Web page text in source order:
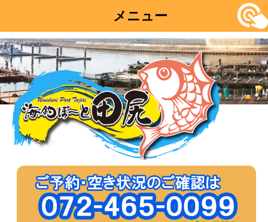
メニュー
コ
ン
テ
ン
ツ